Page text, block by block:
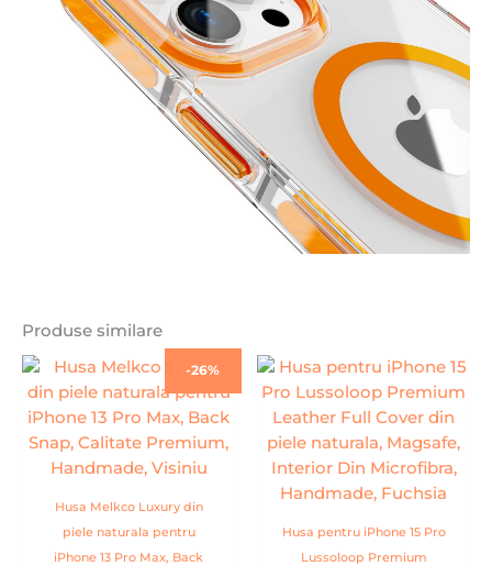
Produse similare
-26%
Husa Melkco Luxury din
piele naturala pentru
iPhone 13 Pro Max, Back
Prețul
a
fost:
134,00 lei.
Prețul
este:
99,00 lei.
Husa pentru iPhone 15 Pro
Lussoloop Premium